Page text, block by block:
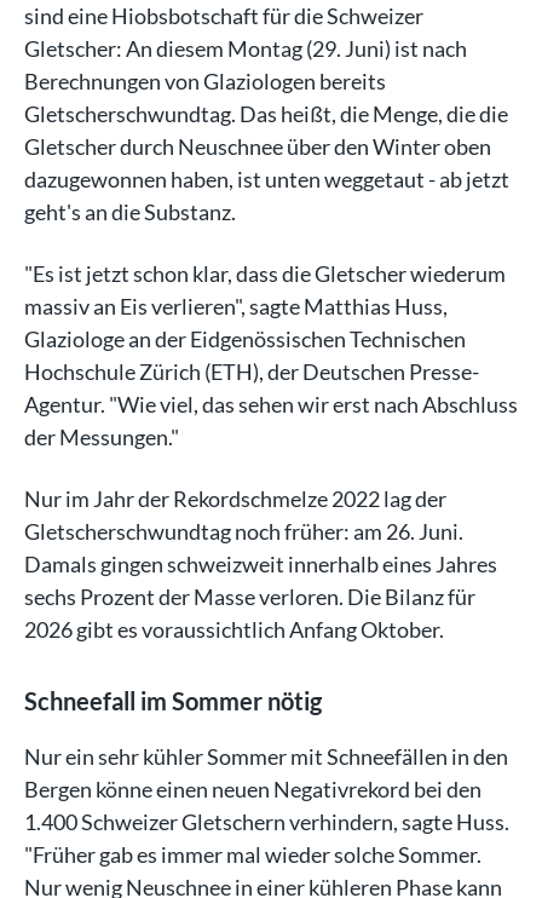
sind eine Hiobsbotschaft für die Schweizer
Gletscher: An diesem Montag (29. Juni) ist nach
Berechnungen von Glaziologen bereits
Gletscherschwundtag. Das heißt, die Menge, die die
Gletscher durch Neuschnee über den Winter oben
dazugewonnen haben, ist unten weggetaut - ab jetzt
geht's an die Substanz.
"Es ist jetzt schon klar, dass die Gletscher wiederum
massiv an Eis verlieren", sagte Matthias Huss,
Glaziologe an der Eidgenössischen Technischen
Hochschule Zürich (ETH), der Deutschen Presse-
Agentur. "Wie viel, das sehen wir erst nach Abschluss
der Messungen."
Nur im Jahr der Rekordschmelze 2022 lag der
Gletscherschwundtag noch früher: am 26. Juni.
Damals gingen schweizweit innerhalb eines Jahres
sechs Prozent der Masse verloren. Die Bilanz für
2026 gibt es voraussichtlich Anfang Oktober.
Schneefall im Sommer nötig
Nur ein sehr kühler Sommer mit Schneefällen in den
Bergen könne einen neuen Negativrekord bei den
1.400 Schweizer Gletschern verhindern, sagte Huss.
"Früher gab es immer mal wieder solche Sommer.
Nur wenig Neuschnee in einer kühleren Phase kann